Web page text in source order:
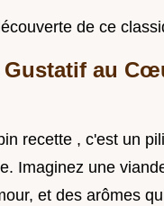
de ce
Gustatif au
recette , c'est un
Imaginez une
et des arômes